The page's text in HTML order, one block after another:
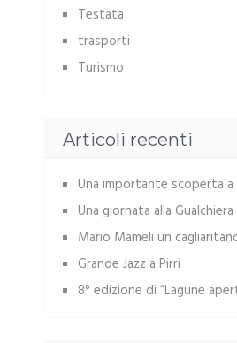
Testata
trasporti
Turismo
Articoli recenti
Una importante scoperta a
Una giornata alla
Mario Mameli un
Grande Jazz a Pirri
8° edizione di “Lagune